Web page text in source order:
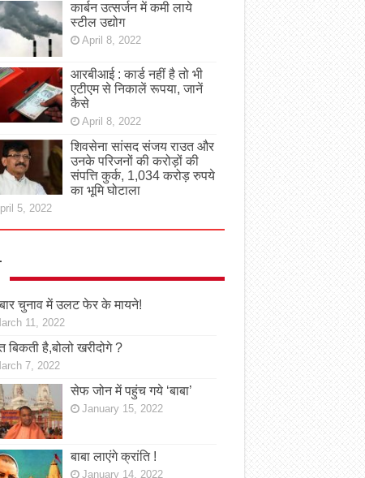
कार्बन उत्सर्जन में कमी लाये
स्टील उद्योग
April 8, 2022
आरबीआई : कार्ड नहीं है तो भी
एटीएम से निकालें रूपया, जानें
कैसे
April 8, 2022
शिवसेना सांसद संजय राउत और
उनके परिजनों की करोड़ों की
संपत्ति कुर्क, 1,034 करोड़ रुपये
का भूमि घोटाला
5, 2022
चुनाव में उलट फेर के मायने!
11, 2022
बिकती है,बोलो खरीदोगे ?
7, 2022
सेफ जोन में पहुंच गये ‘बाबा’
January 15, 2022
बाबा लाएंगे क्रांति !
January 14, 2022